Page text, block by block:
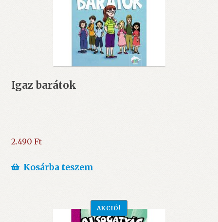
Igaz barátok
2.490 Ft
Kosárba teszem
AKCIÓ!